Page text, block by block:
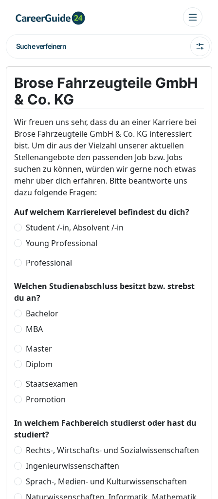
Suche verfeinern
Brose Fahrzeugteile GmbH
& Co. KG
Wir freuen uns sehr, dass du an einer Karriere bei
Brose Fahrzeugteile GmbH & Co. KG interessiert
bist. Um dir aus der Vielzahl unserer aktuellen
Stellenangebote den passenden Job bzw. Jobs
suchen zu können, würden wir gerne noch etwas
mehr über dich erfahren. Bitte beantworte uns
dazu folgende Fragen:
Auf welchem Karrierelevel befindest du dich?
Student /-in, Absolvent /-in
Young Professional
Professional
Welchen Studienabschluss besitzt bzw. strebst
du an?
Bachelor
MBA
Master
Diplom
Staatsexamen
Promotion
In welchem Fachbereich studierst oder hast du
studiert?
Rechts-, Wirtschafts- und Sozialwissenschaften
Ingenieurwissenschaften
Sprach-, Medien- und Kulturwissenschaften